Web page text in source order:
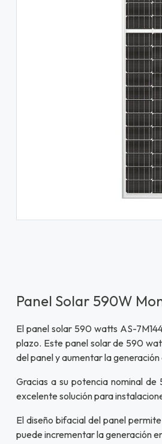
Panel Solar 590W
El panel solar 590 watts AS-
plazo. Este panel solar de 590
del panel y aumentar la
Gracias a su potencia nominal
excelente solución para
El diseño bifacial del panel
puede incrementar la generación